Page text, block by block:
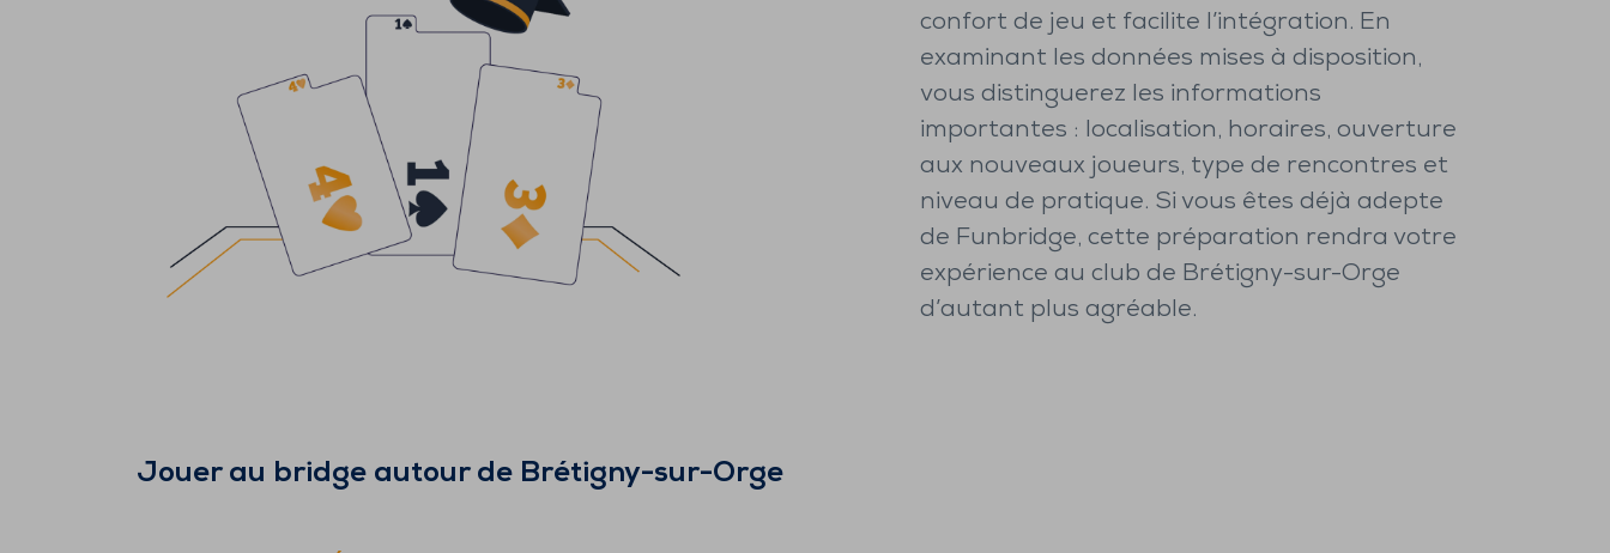
confort de jeu et facilite l’intégration. En
examinant les données mises à disposition,
vous distinguerez les informations
importantes : localisation, horaires, ouverture
aux nouveaux joueurs, type de rencontres et
niveau de pratique. Si vous êtes déjà adepte
de Funbridge, cette préparation rendra votre
expérience au club de Brétigny-sur-Orge
d’autant plus agréable.
Jouer au bridge autour de Brétigny-sur-Orge